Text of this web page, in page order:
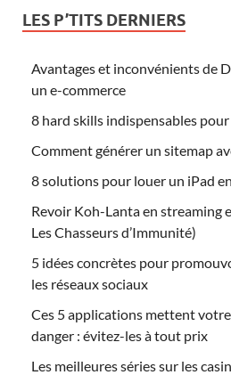
LES P’TITS DERNIERS
Avantages et inconvénients de
un e-commerce
8 hard skills indispensables
Comment générer un sitemap
8 solutions pour louer un iPad
Revoir Koh-Lanta en streaming
Les Chasseurs d’Immunité)
5 idées concrètes pour
les réseaux sociaux
Ces 5 applications mettent
danger : évitez-les à tout prix
Les meilleures séries sur les